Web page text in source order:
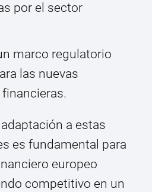
por el sector
marco regulatorio
las nuevas
a estas
es fundamental para
europeo
competitivo en un